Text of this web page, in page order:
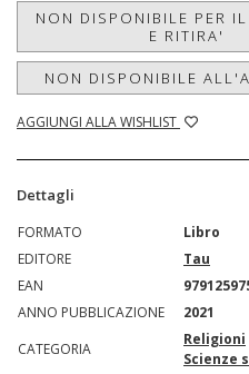
NON DISPONIBILE PER
E RITIRA'
NON DISPONIBILE
AGGIUNGI ALLA WISHLIST
Dettagli
FORMATO
Libro
EDITORE
Tau
EAN
ANNO PUBBLICAZIONE
2021
CATEGORIA
Religioni
Scienze